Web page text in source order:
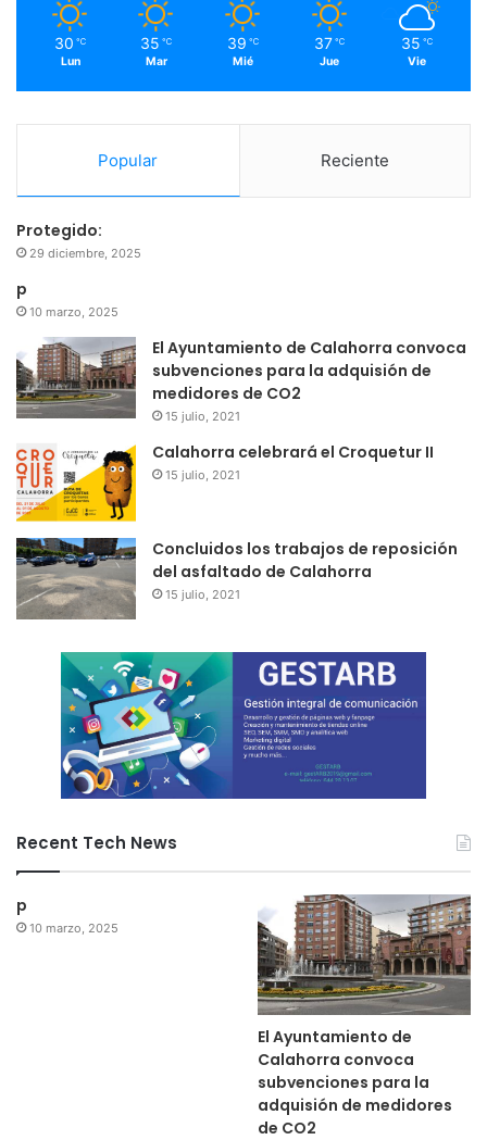
m
30 ℃
Lun
35 ℃
Mar
39 ℃
Mié
37 ℃
Jue
35 ℃
Vie
Popular Reciente
Protegido:
29 diciembre, 2025
p
10 marzo, 2025
El Ayuntamiento de Calahorra convoca
subvenciones para la adquisión de
medidores de CO2
15 julio, 2021
Calahorra celebrará el Croquetur II
15 julio, 2021
Concluidos los trabajos de reposición
del asfaltado de Calahorra
15 julio, 2021
Recent Tech News
p
10 marzo, 2025
El Ayuntamiento de
Calahorra convoca
subvenciones para la
adquisión de medidores
de CO2